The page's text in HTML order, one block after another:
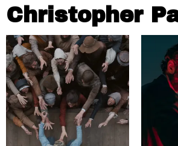
Christopher